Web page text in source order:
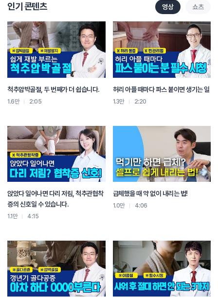
인기 콘텐츠 영상 쇼츠
척추압박골절, 두 번째가 더 쉽습니다.
1.6만 2:05
허리 아플 때마다 파스 붙이면 생기는 일
1.3만 2:20
앉았다 일어나면 다리 저림, 척추관협착
증의 신호일 수 있습니다.
1.1만 4:15
급체했을 때 약 없이 내리는 법!
1.0만 4:06